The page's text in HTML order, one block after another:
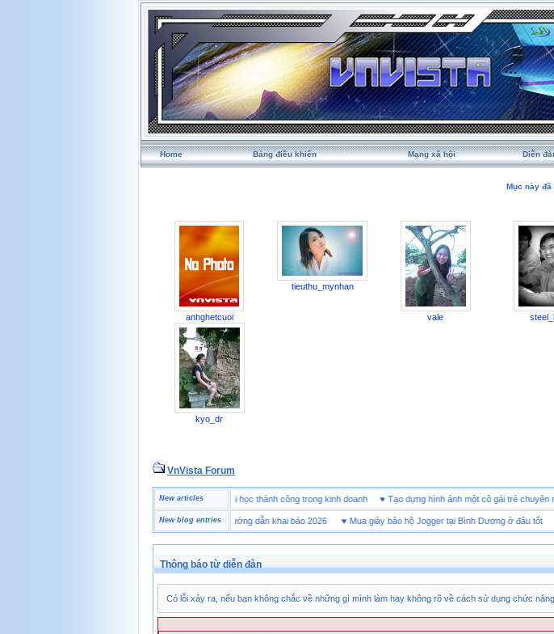
Home Bảng điều khiển Mạng xã hội Diễn
Mục này đã
anhghetcuoi
tieuthu_mynhan
vale
kyo_dr
VnVista Forum
New articles
Một số câu hỏi phỏng vấn “đặc biệt” của Microsoft ♥4 bài học thành công trong kinh doanh ♥Tạo dựng hình ảnh một cô gái trẻ
New blog entries
Tờ khai hải quan là gì? Hướng dẫn khai báo 2026♥ Mua giày bảo hộ Jogger tại Bình Dương ở đâu tốt♥
Thông báo từ diễn đàn
Có lỗi xảy ra, nếu bạn không chắc về những gì mình làm hay không rõ về cách sử dụng chức